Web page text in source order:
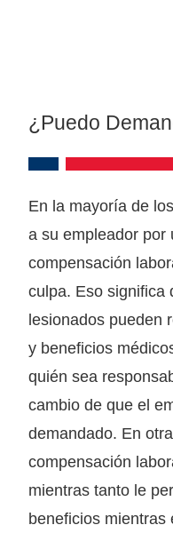
¿Puedo
En la mayoría de
a su empleador por
compensación
culpa. Eso significa
lesionados pueden
y beneficios
quién sea
cambio de que el
demandado. En
compensación
mientras tanto le
beneficios mientras